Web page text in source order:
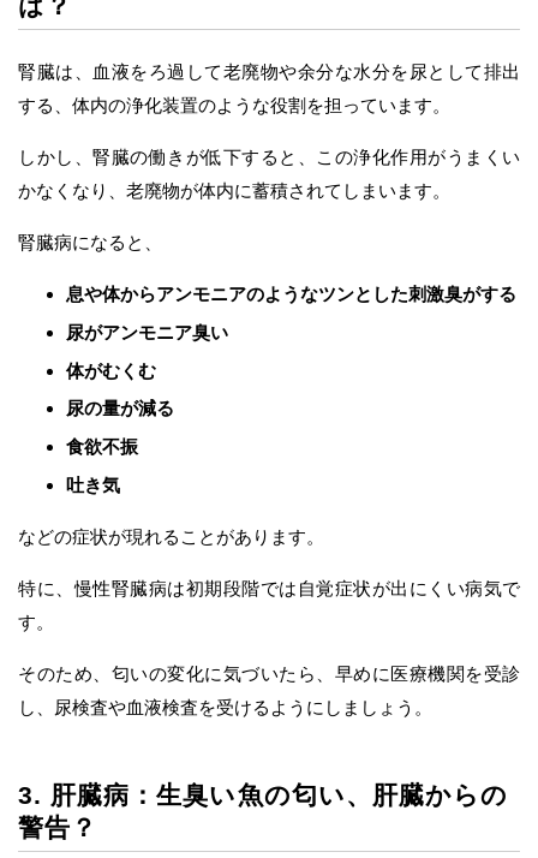
腎臓は、血液をろ過して老廃物や余分な水分を尿として排出
する、体内の浄化装置のような役割を担っています。
しかし、腎臓の働きが低下すると、この浄化作用がうまくい
かなくなり、老廃物が体内に蓄積されてしまいます。
腎臓病になると、
息や体からアンモニアのようなツンとした刺激臭がする
尿がアンモニア臭い
体がむくむ
尿の量が減る
食欲不振
吐き気
などの症状が現れることがあります。
特に、慢性腎臓病は初期段階では自覚症状が出にくい病気で
す。
そのため、匂いの変化に気づいたら、早めに医療機関を受診
し、尿検査や血液検査を受けるようにしましょう。
3. 肝臓病：生臭い魚の匂い、肝臓からの
警告？